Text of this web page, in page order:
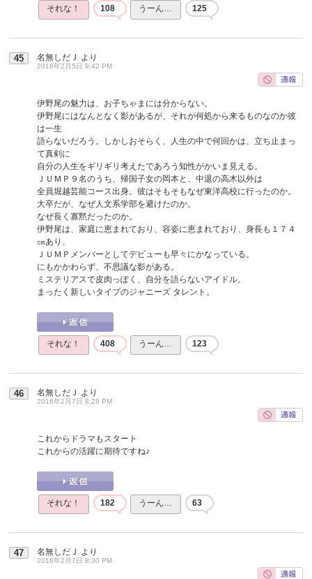
それな！ 108 うーん… 125
45 名無しだＪ より
2016年2月5日 9:42 PM
伊野尾の魅力は、お子ちゃまには分からない。
伊野尾にはなんとなく影があるが、それが何処から来るものなのか彼
は一生
語らないだろう。しかしおそらく、人生の中で何回かは、立ち止まっ
て真剣に
自分の人生をギリギリ考えたであろう知性がかいま見える。
ＪＵＭＰ９名のうち、帰国子女の岡本と、中退の高木以外は
全員堀越芸能コース出身。彼はそもそもなぜ東洋高校に行ったのか。
大卒だが、なぜ人文系学部を避けたのか。
なぜ長く寡黙だったのか。
伊野尾は、家庭に恵まれており、容姿に恵まれており、身長も１７４
㎝あり、
ＪＵＭＰメンバーとしてデビューも早々にかなっている。
にもかかわらず、不思議な影がある。
ミステリアスで皮肉っぽく、自分を語らないアイドル。
まったく新しいタイプのジャニーズ タレント。
それな！ 408 うーん… 123
46 名無しだＪ より
2016年2月7日 8:28 PM
これからドラマもスタート
これからの活躍に期待ですね♪
それな！ 182 うーん… 63
47 名無しだＪ より
2016年2月7日 8:30 PM